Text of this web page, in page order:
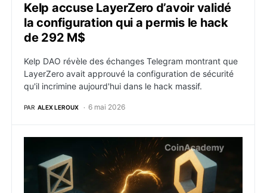
Kelp accuse LayerZero d’avoir validé
la configuration qui a permis le hack
de 292 M$
Kelp DAO révèle des échanges Telegram montrant que
LayerZero avait approuvé la configuration de sécurité
qu'il incrimine aujourd'hui dans le hack massif.
PAR ALEX LEROUX 6 mai 2026
Polymarket s’allie à Chainlink pour fiabiliser ses